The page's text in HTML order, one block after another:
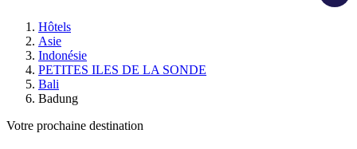
Hôtels
Asie
Indonésie
PETITES ILES DE LA SONDE
Bali
Badung
Votre prochaine destination